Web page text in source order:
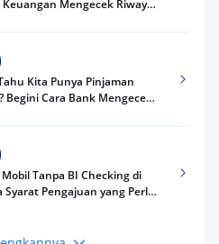
Mengecek Riwayat
Kita Punya Pinjaman
Begini Cara Bank Mengecek
Tanpa BI Checking di
Syarat Pengajuan yang Perlu